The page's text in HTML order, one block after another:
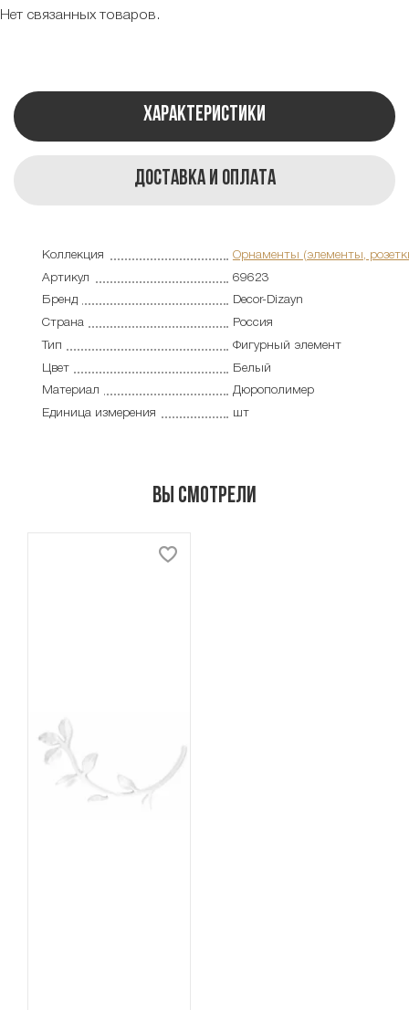
Нет связанных товаров.
Характеристики
Доставка и оплата
Коллекция
Орнаменты (элементы,
Артикул
69623
Бренд
Decor-Dizayn
Страна
Россия
Тип
Фигурный элемент
Цвет
Белый
Материал
Дюрополимер
Единица измерения
шт
Вы смотрели